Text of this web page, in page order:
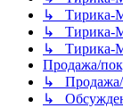
↳ Тирика-
↳ Тирика-
↳ Тирика-
Продажа/
↳ Продажа/
↳